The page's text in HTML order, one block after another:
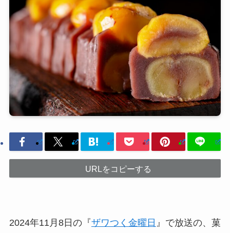
URLをコピーする
2024年11月8日の『ザワつく金曜日 』で放送の、菓